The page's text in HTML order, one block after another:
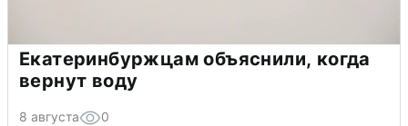
Екатеринбуржцам объяснили, когда
вернут воду
8 августа 0